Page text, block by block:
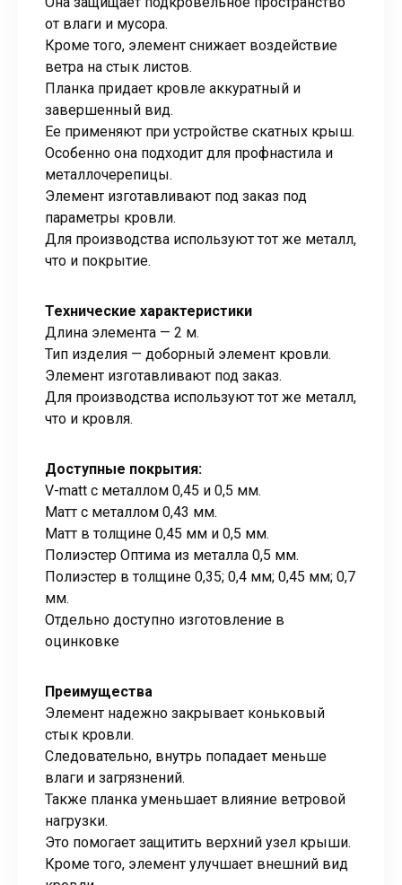
от влаги и мусора.
Кроме того, элемент снижает воздействие
ветра на стык листов.
Планка придает кровле аккуратный и
завершенный вид.
Ее применяют при устройстве скатных крыш.
Особенно она подходит для профнастила и
металлочерепицы.
Элемент изготавливают под заказ под
параметры кровли.
Для производства используют тот же металл,
что и покрытие.
Технические характеристики
Длина элемента — 2 м.
Тип изделия — доборный элемент кровли.
Элемент изготавливают под заказ.
Для производства используют тот же металл,
что и кровля.
Доступные покрытия:
V-matt с металлом 0,45 и 0,5 мм.
Матт с металлом 0,43 мм.
Матт в толщине 0,45 мм и 0,5 мм.
Полиэстер Оптима из металла 0,5 мм.
Полиэстер в толщине 0,35; 0,4 мм; 0,45 мм; 0,7
мм.
Отдельно доступно изготовление в
оцинковке
Преимущества
Элемент надежно закрывает коньковый
стык кровли.
Следовательно, внутрь попадает меньше
влаги и загрязнений.
Также планка уменьшает влияние ветровой
нагрузки.
Это помогает защитить верхний узел крыши.
Кроме того, элемент улучшает внешний вид